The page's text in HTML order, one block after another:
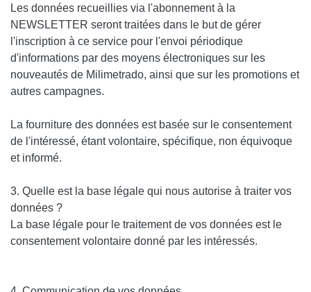
Les données recueillies via l'abonnement à la
NEWSLETTER seront traitées dans le but de gérer
l'inscription à ce service pour l'envoi périodique
d'informations par des moyens électroniques sur les
nouveautés de Milimetrado, ainsi que sur les promotions et
autres campagnes.
La fourniture des données est basée sur le consentement
de l'intéressé, étant volontaire, spécifique, non équivoque
et informé.
3. Quelle est la base légale qui nous autorise à traiter vos
données ?
La base légale pour le traitement de vos données est le
consentement volontaire donné par les intéressés.